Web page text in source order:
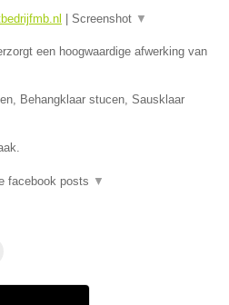
Screenshot ▼
een hoogwaardige afwerking van
Behangklaar stucen, Sausklaar
facebook posts ▼